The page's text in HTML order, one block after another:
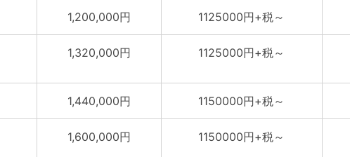
1,200,000円 1125000円+税～
1,320,000円 1125000円+税～
1,440,000円 1150000円+税～
1,600,000円 1150000円+税～